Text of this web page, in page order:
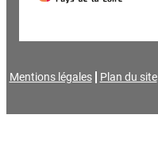
Mentions légales Plan du site